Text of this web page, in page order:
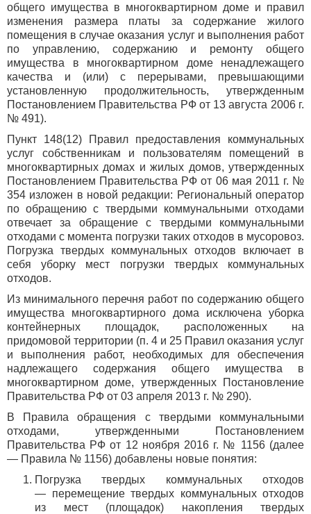
общего имущества в многоквартирном доме и правил
изменения размера платы за содержание жилого
помещения в случае оказания услуг и выполнения работ
по управлению, содержанию и ремонту общего
имущества в многоквартирном доме ненадлежащего
качества и (или) с перерывами, превышающими
установленную продолжительность, утвержденным
Постановлением Правительства РФ от 13 августа 2006 г.
№ 491).
Пункт 148(12) Правил предоставления коммунальных
услуг собственникам и пользователям помещений в
многоквартирных домах и жилых домов, утвержденных
Постановлением Правительства РФ от 06 мая 2011 г. №
354 изложен в новой редакции: Региональный оператор
по обращению с твердыми коммунальными отходами
отвечает за обращение с твердыми коммунальными
отходами с момента погрузки таких отходов в мусоровоз.
Погрузка твердых коммунальных отходов включает в
себя уборку мест погрузки твердых коммунальных
отходов.
Из минимального перечня работ по содержанию общего
имущества многоквартирного дома исключена уборка
контейнерных площадок, расположенных на
придомовой территории (п. 4 и 25 Правил оказания услуг
и выполнения работ, необходимых для обеспечения
надлежащего содержания общего имущества в
многоквартирном доме, утвержденных Постановление
Правительства РФ от 03 апреля 2013 г. № 290).
В Правила обращения с твердыми коммунальными
отходами, утвержденными Постановлением
Правительства РФ от 12 ноября 2016 г. № 1156 (далее
— Правила № 1156) добавлены новые понятия:
Погрузка твердых коммунальных отходов
— перемещение твердых коммунальных отходов
из мест (площадок) накопления твердых